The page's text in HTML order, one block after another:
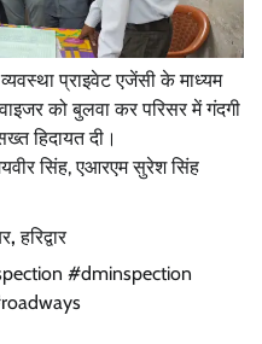
प्राइवेट एजेंसी के माध्यम
को बुलवा कर परिसर में गंदगी
हिदायत दी।
सिंह, एआरएम सुरेश सिंह
,हरिद्वार
#dminspection